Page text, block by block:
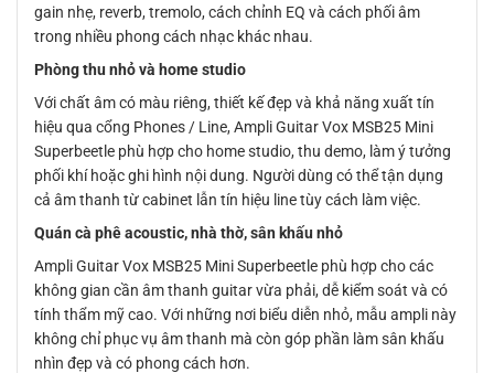
gain nhẹ, reverb, tremolo, cách chỉnh EQ và cách phối âm
trong nhiều phong cách nhạc khác nhau.
Phòng thu nhỏ và home studio
Với chất âm có màu riêng, thiết kế đẹp và khả năng xuất tín
hiệu qua cổng Phones / Line, Ampli Guitar Vox MSB25 Mini
Superbeetle phù hợp cho home studio, thu demo, làm ý tưởng
phối khí hoặc ghi hình nội dung. Người dùng có thể tận dụng
cả âm thanh từ cabinet lẫn tín hiệu line tùy cách làm việc.
Quán cà phê acoustic, nhà thờ, sân khấu nhỏ
Ampli Guitar Vox MSB25 Mini Superbeetle phù hợp cho các
không gian cần âm thanh guitar vừa phải, dễ kiểm soát và có
tính thẩm mỹ cao. Với những nơi biểu diễn nhỏ, mẫu ampli này
không chỉ phục vụ âm thanh mà còn góp phần làm sân khấu
nhìn đẹp và có phong cách hơn.